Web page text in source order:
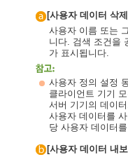
[사용자 데이터 삭
사용자 이름 또는
니다. 검색 조건을
가 표시됩니다.
사용자 정의 설정
클라이언트 기기
서버 기기의 데이
사용자 데이터를
당 사용자 데이터
[사용자 데이터 내